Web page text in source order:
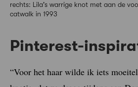
rechts: Lila's warrige knot met aan de
catwalk in 1993
Pinterest-
“Voor het haar wilde ik iets